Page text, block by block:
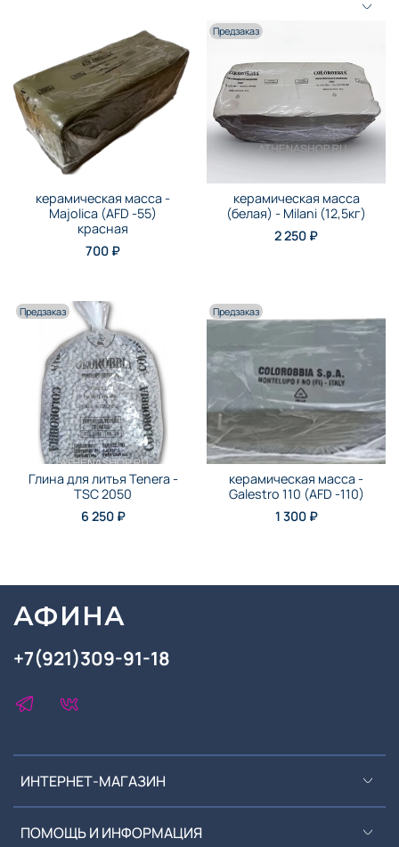
керамическая масса -
Majolica (AFD -55)
красная
700 ₽
Предзаказ
керамическая масса
(белая) - Milani (12,5кг)
2 250 ₽
Предзаказ
Глина для литья Tenera -
TSC 2050
6 250 ₽
Предзаказ
керамическая масса -
Galestro 110 (AFD -110)
1 300 ₽
ИНТЕРНЕТ-МАГАЗИН
ПОМОЩЬ И ИНФОРМАЦИЯ
+7(921)309-91-18
АФИНА